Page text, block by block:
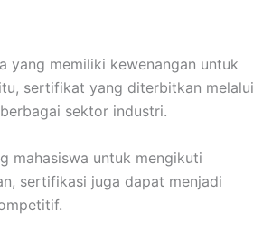
yang memiliki kewenangan untuk
sertifikat yang diterbitkan melalui
sektor industri.
mahasiswa untuk mengikuti
sertifikasi juga dapat menjadi